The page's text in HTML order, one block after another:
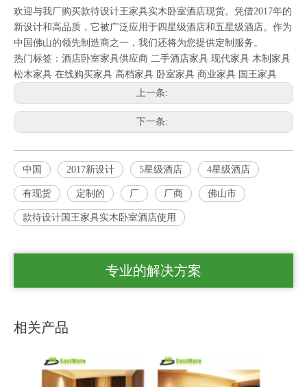
欢迎与我厂购买款待设计王家具实木卧室酒店现货。凭借2017年的
新设计和高品质，它被广泛应用于四星级酒店和五星级酒店。作为
中国佛山的领先制造商之一，我们还将为您提供定制服务。
热门标签： 酒店卧室家具供应商 二手酒店家具 现代家具 木制家具
松木家具 在线购买家具 高档家具 卧室家具 商业家具 国王家具
上一条:
下一条:
中国 2017新设计 5星级酒店 4星级酒店
有现货 定制的 厂 厂商 佛山市
款待设计国王家具实木卧室酒店使用
专业的解决方案
相关产品